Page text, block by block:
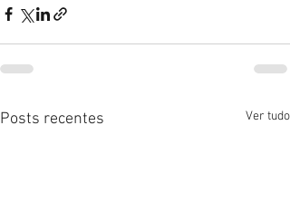
Posts recentes Ver tudo